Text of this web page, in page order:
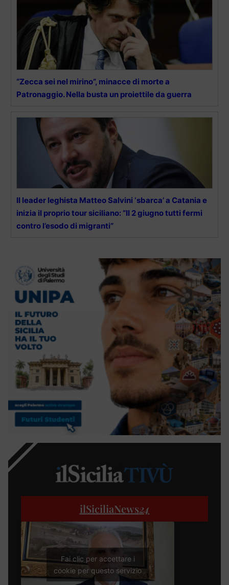
“Zecca sei nel mirino”, minacce di morte a
Patronaggio. Nella busta un proiettile da guerra
Il leader leghista Matteo Salvini ‘sbarca’ a Catania e
inizia il proprio tour siciliano: “Il 2 giugno tutti fermi
contro l’esodo di migranti”
ilSiciliaNews24
Fai clic per accettare i
cookie per questo servizio